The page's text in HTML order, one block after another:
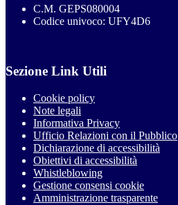
C.M. GEPS080004
Codice univoco: UFY4D6
Sezione Link Utili
Cookie policy
Note legali
Informativa Privacy
Ufficio Relazioni con il Pubblico
Dichiarazione di accessibilità
Obiettivi di accessibilità
Whistleblowing
Gestione consensi cookie
Amministrazione trasparente